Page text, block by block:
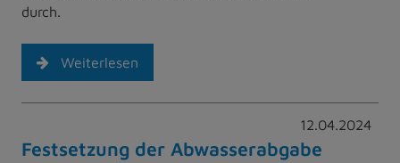
durch.
Weiterlesen
12.04.2024
Festsetzung der Abwasserabgabe